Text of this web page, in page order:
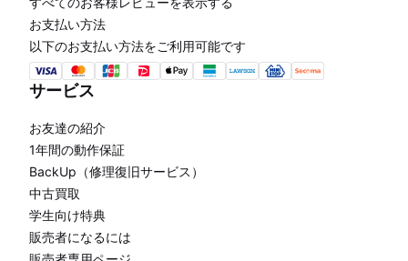
お支払い方法
以下のお支払い方法をご利用可能です
サービス
お友達の紹介
1年間の動作保証
BackUp（修理復旧サービス）
中古買取
学生向け特典
販売者になるには